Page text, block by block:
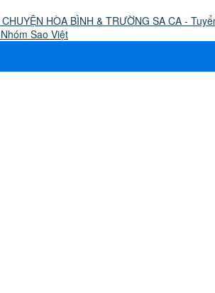
HÒA BÌNH & TRƯỜNG SA CA -
Sao Việt